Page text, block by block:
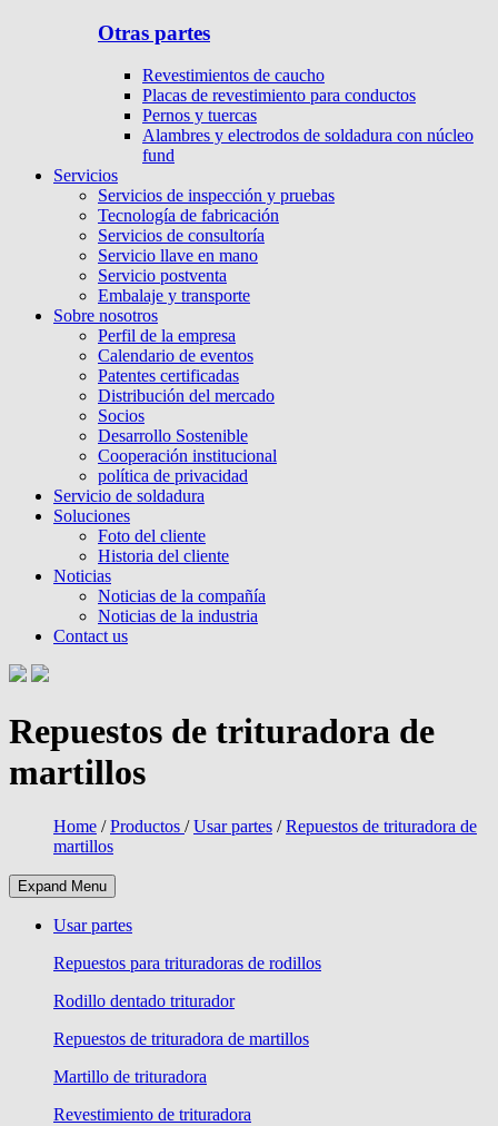
Otras partes
Revestimientos de caucho
Placas de revestimiento para conductos
Pernos y tuercas
Alambres y electrodos de soldadura con núcleo
fund
Servicios
Servicios de inspección y pruebas
Tecnología de fabricación
Servicios de consultoría
Servicio llave en mano
Servicio postventa
Embalaje y transporte
Sobre nosotros
Perfil de la empresa
Calendario de eventos
Patentes certificadas
Distribución del mercado
Socios
Desarrollo Sostenible
Cooperación institucional
política de privacidad
Servicio de soldadura
Soluciones
Foto del cliente
Historia del cliente
Noticias
Noticias de la compañía
Noticias de la industria
Contact us
Repuestos de trituradora de
martillos
Home /Productos /Usar partes /Repuestos de trituradora de
martillos
Expand Menu
Usar partes
Repuestos para trituradoras de rodillos
Rodillo dentado triturador
Repuestos de trituradora de martillos
Martillo de trituradora
Revestimiento de trituradora